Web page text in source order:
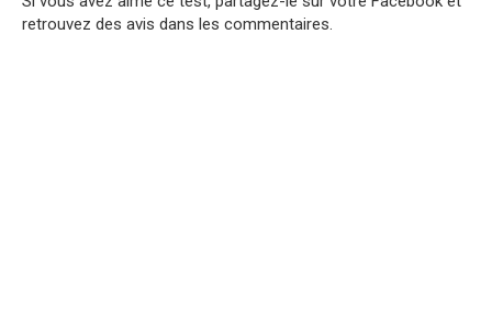
retrouvez des avis dans les commentaires.